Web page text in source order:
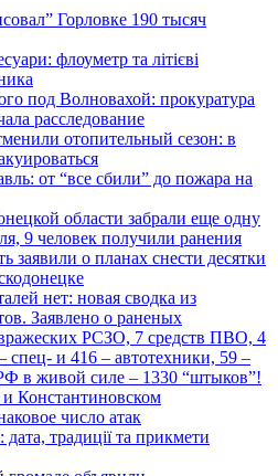
Горловке 190 тысяч
флоуметр та літієві
под Волновахой: прокуратура
расследование
отопительный сезон: в
от “все сбили” до пожара на
области забрали еще одну
9 человек получили ранения
заявили о планах снести десятки
нет: новая сводка из
Заявлено о раненых
РСЗО, 7 средств ПВО, 4
спец- и 416 – автотехники, 59 –
в живой силе – 1330 “штыков”!
Константиновском
число атак
традиції та прикмети